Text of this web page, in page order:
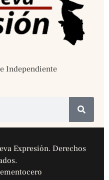
Independiente
Expresión. Derechos